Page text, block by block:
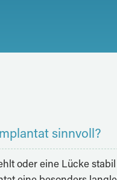
sinnvoll?
oder eine Lücke